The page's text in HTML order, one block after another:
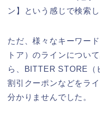
ン】という感じで検索
ただ、様々なキーワー
トア）のラインについ
ら、BITTER STORE（
割引クーポンなどをラ
分かりませんでした。